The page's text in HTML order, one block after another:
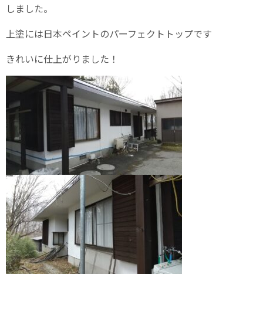
しました。
上塗には日本ペイントのパーフェクトトップです
きれいに仕上がりました！